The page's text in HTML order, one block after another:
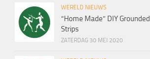
WERELD NIEUWS
“Home Made” DIY Grounded
Strips
ZATERDAG 30 MEI 2020